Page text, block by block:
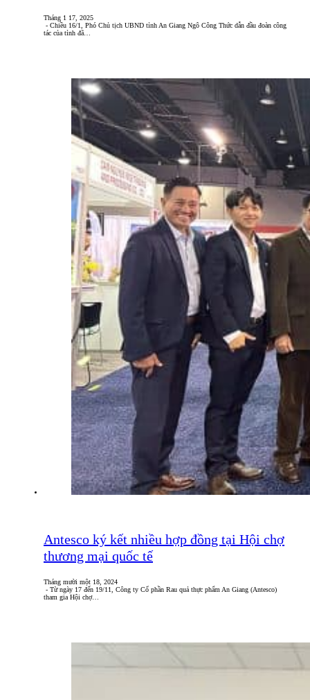
Tháng 1 17, 2025
- Chiều 16/1, Phó Chủ tịch UBND tỉnh An Giang Ngô Công Thức dẫn đầu đoàn công
tác của tỉnh đã…
Antesco ký kết nhiều hợp đồng tại Hội chợ
thương mại quốc tế
Tháng mười một 18, 2024
- Từ ngày 17 đến 19/11, Công ty Cổ phần Rau quả thực phẩm An Giang (Antesco)
tham gia Hội chợ…